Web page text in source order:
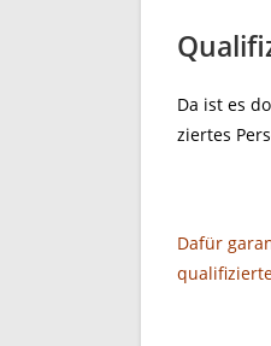
Da ist es
ziertes
Dafür